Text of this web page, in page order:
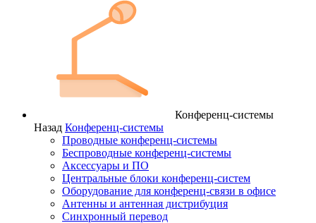
Конференц-системы
Назад Конференц-системы
Проводные конференц-системы
Беспроводные конференц-системы
Аксессуары и ПО
Центральные блоки конференц-систем
Оборудование для конференц-связи в офисе
Антенны и антенная дистрибуция
Синхронный перевод